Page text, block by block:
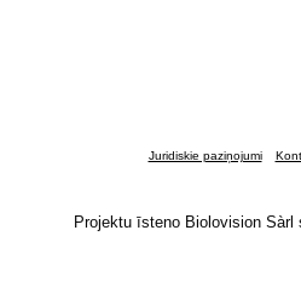
Juridiskie paziņojumi
Projektu īsteno Biolovision Sàrl